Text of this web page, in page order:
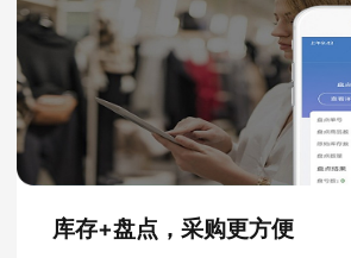
库存+盘点，采购更方便